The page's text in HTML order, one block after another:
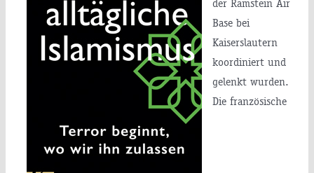
der Ramstein Air
Base bei
Kaiserslautern
koordiniert und
gelenkt wurden.
Die französische